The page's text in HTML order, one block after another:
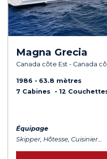
Magna Grecia
Canada côte Est - Canada
1986
63.8 mètres
7 Cabines
12
Équipage
Skipper, Hôtesse, Cuisinier...